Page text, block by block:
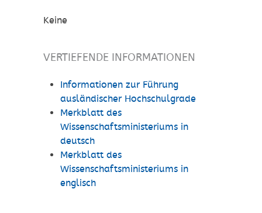
Keine
VERTIEFENDE INFORMATIONEN
Informationen zur Führung
ausländischer Hochschulgrade
Merkblatt des
Wissenschaftsministeriums in
deutsch
Merkblatt des
Wissenschaftsministeriums in
englisch